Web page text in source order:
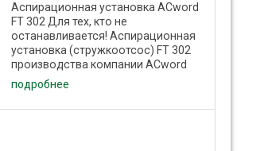
Аспирационная установка ACword
FT 302 Для тех, кто не
останавливается! Аспирационная
установка (стружкоотсос) FT 302
производства компании ACword
(Чехия) применяется для удаления
стружки, опилок, пыли от рабочих
зон деревообрабатывающих
подробнее